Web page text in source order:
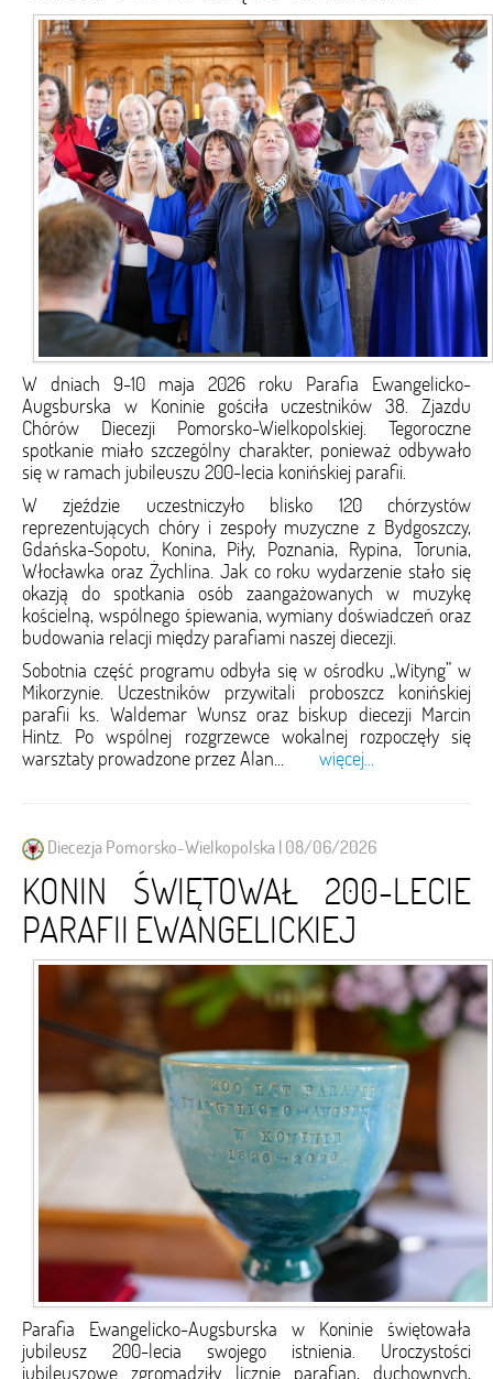
W dniach 9-10 maja 2026 roku Parafia Ewangelicko-
Augsburska w Koninie gościła uczestników 38. Zjazdu
Chórów Diecezji Pomorsko-Wielkopolskiej. Tegoroczne
spotkanie miało szczególny charakter, ponieważ odbywało
się w ramach jubileuszu 200-lecia konińskiej parafii.
W zjeździe uczestniczyło blisko 120 chórzystów
reprezentujących chóry i zespoły muzyczne z Bydgoszczy,
Gdańska-Sopotu, Konina, Piły, Poznania, Rypina, Torunia,
Włocławka oraz Żychlina. Jak co roku wydarzenie stało się
okazją do spotkania osób zaangażowanych w muzykę
kościelną, wspólnego śpiewania, wymiany doświadczeń oraz
budowania relacji między parafiami naszej diecezji.
Sobotnia część programu odbyła się w ośrodku „Wityng” w
Mikorzynie. Uczestników przywitali proboszcz konińskiej
parafii ks. Waldemar Wunsz oraz biskup diecezji Marcin
Hintz. Po wspólnej rozgrzewce wokalnej rozpoczęły się
warsztaty prowadzone przez Alan... więcej...
Diecezja Pomorsko-Wielkopolska | 08/06/2026
KONIN ŚWIĘTOWAŁ 200-LECIE
PARAFII EWANGELICKIEJ
Parafia Ewangelicko-Augsburska w Koninie świętowała
jubileusz 200-lecia swojego istnienia. Uroczystości
jubileuszowe zgromadziły licznie parafian, duchownych,